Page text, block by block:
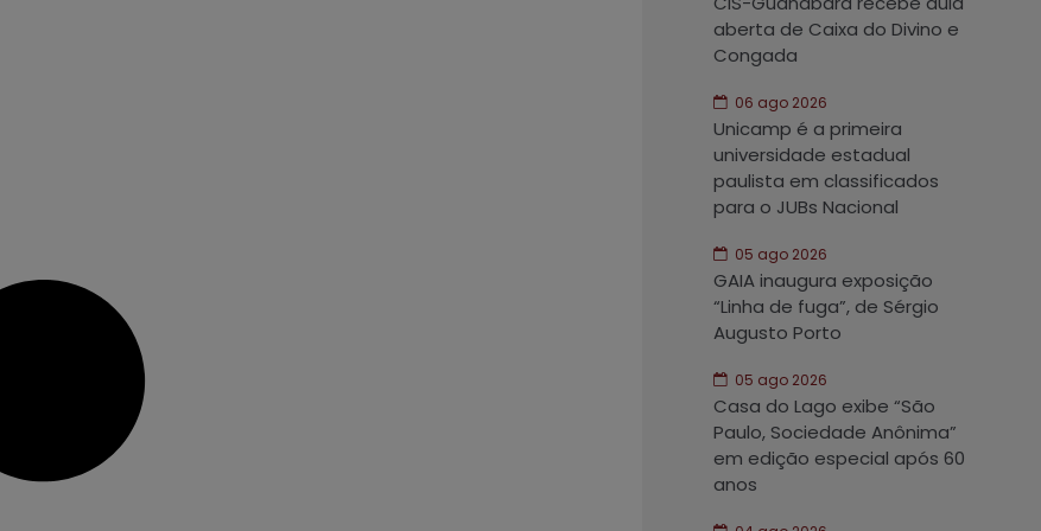
aberta de Caixa do Divino e
Congada
06 ago 2026
Unicamp é a primeira
universidade estadual
paulista em classificados
para o JUBs Nacional
05 ago 2026
GAIA inaugura exposição
“Linha de fuga”, de Sérgio
Augusto Porto
05 ago 2026
Casa do Lago exibe “São
Paulo, Sociedade Anônima”
em edição especial após 60
anos